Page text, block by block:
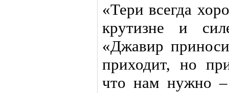
«Тери всегда
крутизне и
«Джавир
приходит, но
что нам нужно –